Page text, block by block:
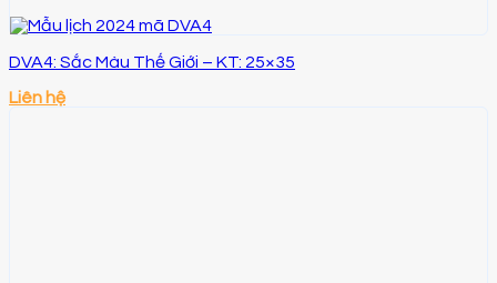
DVA4: Sắc Màu Thế Giới – KT: 25×35
Liên hệ